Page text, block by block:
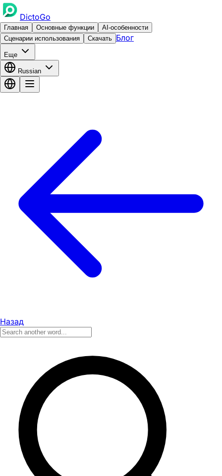
DictoGo
Главная Основные функции
AI-особенности
Сценарии использования
Скачать Блог
Еще
Russian
Назад